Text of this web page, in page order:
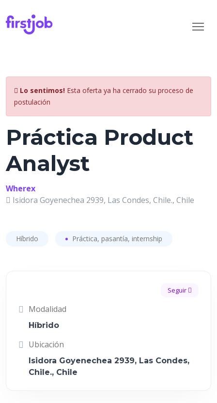
Lo sentimos! Esta oferta ya ha cerrado su proceso de
postulación
Práctica Product
Analyst
Wherex
Isidora Goyenechea 2939, Las Condes, Chile., Chile
Híbrido Práctica, pasantía, internship
Seguir
Modalidad
Híbrido
Ubicación
Isidora Goyenechea 2939, Las Condes,
Chile., Chile